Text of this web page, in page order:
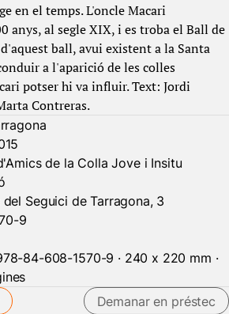
en el temps. L'oncle Macari
anys, al segle XIX, i es troba el Ball de
ball, avui existent a la Santa
a l'aparició de les colles
potser hi va influir. Text: Jordi
Contreras.
de la Colla Jove i Insitu
Seguici de Tarragona, 3
9
84-608-1570-9 · 240 x 220 mm ·
Demanar en préstec